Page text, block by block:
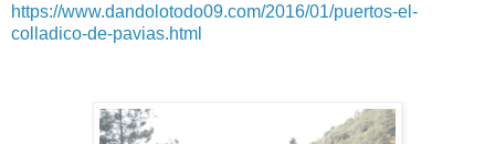
https://www.dandolotodo09.com/2016/01/puertos-el-
colladico-de-pavias.html